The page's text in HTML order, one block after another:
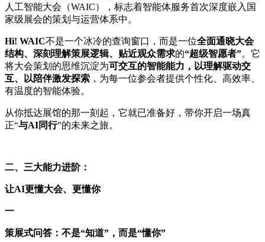
人工智能大会（WAIC），标志着智能体服务首次深度嵌入国
家级展会的策划与运营体系中。
Hi! WAIC不是一个冰冷的查询窗口，而是一位全面通晓大会
结构、深刻理解策展逻辑、贴近观众需求的“超级智愿者”。它
将大会策划的思维沉淀为可交互的智能能力，以理解驱动交
互、以陪伴激发探索 ，为每一位参会者提供个性化、高效率、
有温度的智能体验。
从你抵达展馆的那一刻起，它就已准备好，带你开启一场真
正“与AI同行”的未来之旅。
二、三大能力进阶：
让AI更懂大会、更懂你
一
策展式问答：不是“知道”，而是“懂你”